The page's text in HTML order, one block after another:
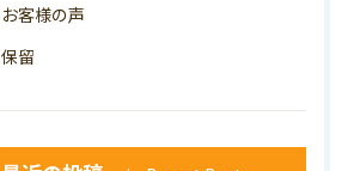
お客様の声
保留